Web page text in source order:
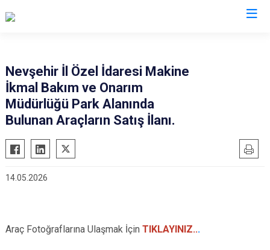
Nevşehir İl Özel İdaresi Makine
İkmal Bakım ve Onarım
Müdürlüğü Park Alanında
Bulunan Araçların Satış İlanı.
14.05.2026
Araç Fotoğraflarına Ulaşmak İçin TIKLAYINIZ...